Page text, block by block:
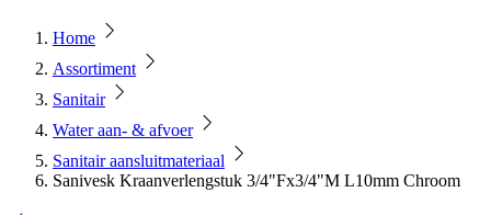
Home
Assortiment
Sanitair
Water aan- & afvoer
Sanitair aansluitmateriaal
Sanivesk Kraanverlengstuk 3/4"Fx3/4"M L10mm Chroom